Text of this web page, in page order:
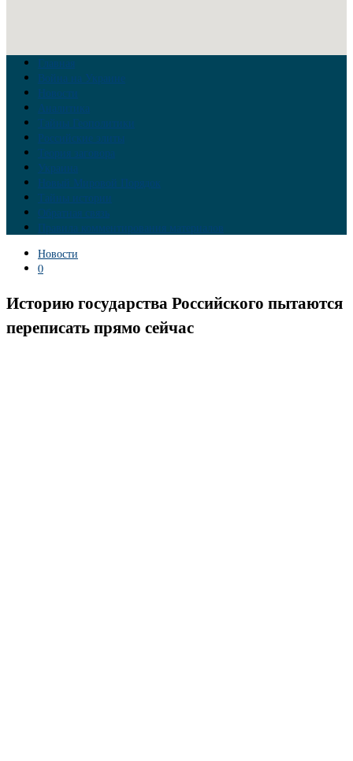
Главная
Война на Украине
Новости
Аналитика
Тайны Геополитики
Российские элиты
Теория заговора
Украина
Новый Мировой Порядок
Тайны истории
Обратная связь
Правила комментирования материалов
Новости
0
Историю государства Российского пытаются
переписать прямо сейчас